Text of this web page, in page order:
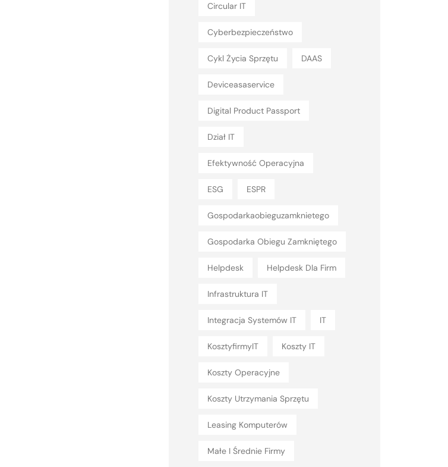
Circular IT
Cyberbezpieczeństwo
Cykl Życia Sprzętu DAAS
Deviceasaservice
Digital Product Passport
Dział IT
Efektywność Operacyjna
ESG ESPR
Gospodarkaobieguzamknietego
Gospodarka Obiegu Zamkniętego
Helpdesk Helpdesk Dla Firm
Infrastruktura IT
Integracja Systemów IT IT
KosztyfirmyIT Koszty IT
Koszty Operacyjne
Koszty Utrzymania Sprzętu
Leasing Komputerów
Małe I Średnie Firmy